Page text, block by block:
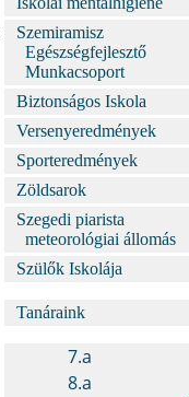
Szemiramisz
Egészségfejlesztő
Munkacsoport
Biztonságos Iskola
Versenyeredmények
Sporteredmények
Zöldsarok
Szegedi piarista
meteorológiai állomás
Szülők Iskolája
Tanáraink